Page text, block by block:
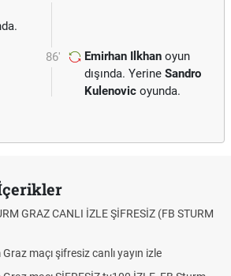
86' Emirhan Ilkhan oyun
dışında. Yerine Sandro
Kulenovic oyunda.
GRAZ CANLI İZLE ŞİFRESİZ (FB STURM
maçı şifresiz canlı yayın izle